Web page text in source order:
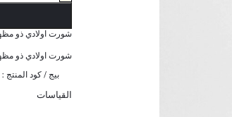
شورت اولادي ذو
شورت اولادي ذو
بيج / كود المنتج :
القياسات